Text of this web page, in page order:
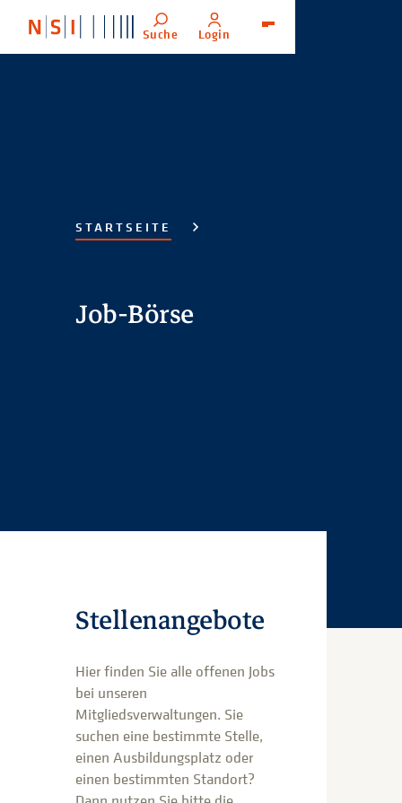
Suche Login
STARTSEITE
Job-Börse
Stellenangebote
Hier finden Sie alle offenen Jobs
bei unseren
Mitgliedsverwaltungen. Sie
suchen eine bestimmte Stelle,
einen Ausbildungsplatz oder
einen bestimmten Standort?